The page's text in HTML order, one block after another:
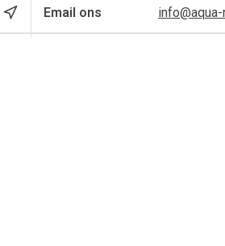
Email ons info@aqua-